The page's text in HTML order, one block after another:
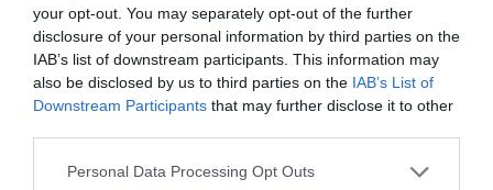
your opt-out. You may separately opt-out of the further
disclosure of your personal information by third parties on the
IAB’s list of downstream participants. This information may
also be disclosed by us to third parties on the IAB’s List of
Downstream Participants that may further disclose it to other
Please note that this website/app uses one or more Google
Personal Data Processing Opt Outs
Ne maradjon le a legfrissebb hírekről, kövessen
bennünket az EGRI ÜGYEK Google Hírek oldalán!